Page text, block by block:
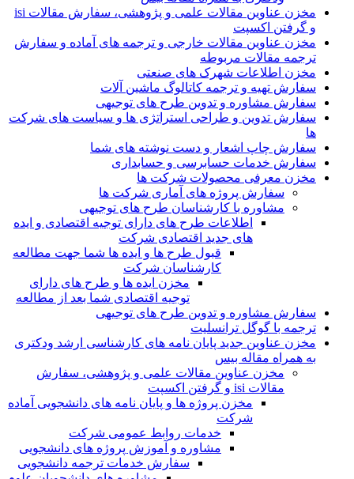
مخزن عناوین مقالات علمی و پژوهشی، سفارش مقالات isi
و گرفتن اکسپت
مخزن عناوین مقالات خارجی و ترجمه های آماده و سفارش
ترجمه مقالات مربوطه
مخزن اطلاعات شهرک های صنعتی
سفارش تهیه و ترجمه کاتالوگ ماشین آلات
سفارش مشاوره و تدوین طرح های توجیهی
سفارش تدوین و طراحی استراتژی ها و سیاست های شرکت
ها
سفارش چاپ اشعار و دست نوشته های شما
سفارش خدمات حسابرسی و حسابداری
مخزن معرفی محصولات شرکت ها
سفارش پروژه های آماری شرکت ها
مشاوره با کارشناسان طرح های توجیهی
اطلاعات طرح های دارای توجیه اقتصادی و ایده
های جدید اقتصادی شرکت
قبول طرح ها و ایده ها شما جهت مطالعه
کارشناسان شرکت
مخزن ایده ها و طرح های دارای
توجیه اقتصادی شما بعد از مطالعه
سفارش مشاوره و تدوین طرح های توجیهی
ترجمه با گوگل ترانسلیت
مخزن عناوین جدید پایان نامه های کارشناسی ارشد ودکتری
به همراه مقاله بیس
مخزن عناوین مقالات علمی و پژوهشی، سفارش
مقالات isi و گرفتن اکسپت
مخزن پروژه ها و پایان نامه های دانشجویی آماده
شرکت
خدمات روابط عمومی شرکت
مشاوره و آموزش پروژه های دانشجویی
سفارش خدمات ترجمه دانشجویی